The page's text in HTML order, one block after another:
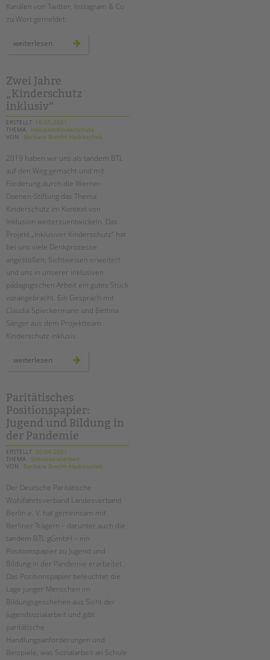
Kanälen von Twitter, Instagram & Co
zu Wort gemeldet.
weiterlesen hauptstadtzulage
Zwei Jahre
„Kinderschutz
inklusiv“
ERSTELLT 10.05.2021
THEMA
InklusionKinderschutz
VON
Barbara Brecht-Hadraschek
2019 haben wir uns als tandem BTL
auf den Weg gemacht und mit
Förderung durch die Werner-
Coenen-Stiftung das Thema
Kinderschutz im Kontext von
Inklusion weiterzuentwickeln. Das
Projekt „Inklusiver Kinderschutz“ hat
bei uns viele Denkprozesse
angestoßen, Sichtweisen erweitert
und uns in unserer inklusiven
pädagogischen Arbeit ein gutes Stück
vorangebracht. Ein Gespräch mit
Claudia Spieckermann und Bettina
Sänger aus dem Projektteam
Kinderschutz inklusiv.
weiterlesen
Paritätisches
Positionspapier:
Jugend und Bildung in
der Pandemie
ERSTELLT 30.04.2021
THEMA Schulsozialarbeit
VON
Barbara Brecht-Hadraschek
Der Deutsche Paritätische
Wohlfahrtsverband Landesverband
Berlin e. V. hat gemeinsam mit
Berliner Trägern – darunter auch die
tandem BTL gGmbH – ein
Positionspapier zu Jugend und
Bildung in der Pandemie erarbeitet.
Das Positionspapier beleuchtet die
Lage junger Menschen im
Bildungsgeschehen aus Sicht der
Jugendsozialarbeit und gibt
paritätische
Handlungsanforderungen und
Beispiele, was Sozialarbeit an Schule